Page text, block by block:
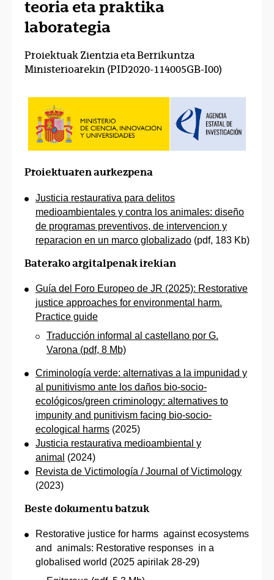
teoria eta praktika
laborategia
Proiektuak Zientzia eta Berrikuntza
Ministerioarekin (PID2020-114005GB-I00)
Proiektuaren aurkezpena
Justicia restaurativa para delitos
medioambientales y contra los animales: diseño
de programas preventivos, de intervencion y
reparacion en un marco globalizado (pdf, 183 Kb)
Baterako argitalpenak irekian
Guía del Foro Europeo de JR (2025): Restorative
justice approaches for environmental harm.
Practice guide
Traducción informal al castellano por G.
Varona (pdf, 8 Mb)
Criminología verde: alternativas a la impunidad y
al punitivismo ante los daños bio-socio-
ecológicos/green criminology: alternatives to
impunity and punitivism facing bio-socio-
ecological harms (2025)
Justicia restaurativa medioambiental y
animal (2024)
Revista de Victimología / Journal of Victimology
(2023)
Beste dokumentu batzuk
Restorative justice for harms against ecosystems
and animals: Restorative responses in a
globalised world (2025 apirilak 28-29)